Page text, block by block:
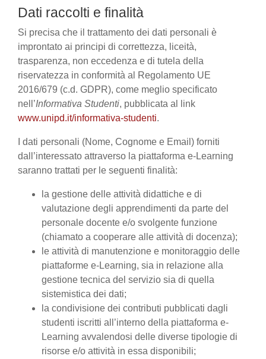
Dati raccolti e finalità
Si precisa che il trattamento dei dati personali è
improntato ai principi di correttezza, liceità,
trasparenza, non eccedenza e di tutela della
riservatezza in conformità al Regolamento UE
2016/679 (c.d. GDPR), come meglio specificato
nell’Informativa Studenti, pubblicata al link
www.unipd.it/informativa-studenti.
I dati personali (Nome, Cognome e Email) forniti
dall’interessato attraverso la piattaforma e-Learning
saranno trattati per le seguenti finalità:
la gestione delle attività didattiche e di
valutazione degli apprendimenti da parte del
personale docente e/o svolgente funzione
(chiamato a cooperare alle attività di docenza);
le attività di manutenzione e monitoraggio delle
piattaforme e-Learning, sia in relazione alla
gestione tecnica del servizio sia di quella
sistemistica dei dati;
la condivisione dei contributi pubblicati dagli
studenti iscritti all’interno della piattaforma e-
Learning avvalendosi delle diverse tipologie di
risorse e/o attività in essa disponibili;